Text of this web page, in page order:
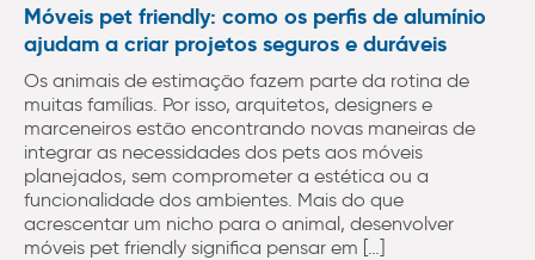
Móveis pet friendly: como os perfis de alumínio
ajudam a criar projetos seguros e duráveis
Os animais de estimação fazem parte da rotina de
muitas famílias. Por isso, arquitetos, designers e
marceneiros estão encontrando novas maneiras de
integrar as necessidades dos pets aos móveis
planejados, sem comprometer a estética ou a
funcionalidade dos ambientes. Mais do que
acrescentar um nicho para o animal, desenvolver
móveis pet friendly significa pensar em […]